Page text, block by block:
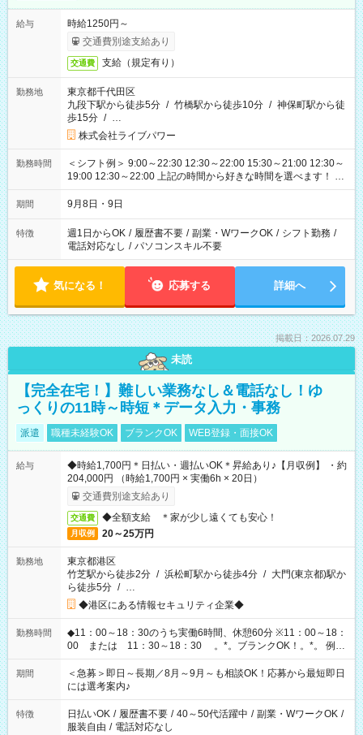
給与
時給1250円～
交通費別途支給あり
交通費 支給（規定有り）
勤務地
東京都千代田区
九段下駅から徒歩5分 / 竹橋駅から徒歩10分 / 神保町駅から徒
歩15分 / …
株式会社ライブパワー
勤務時間
＜シフト例＞ 9:00～22:30 12:30～22:00 15:30～21:00 12:30～
19:00 12:30～22:00 上記の時間から好きな時間を選べます！ ※
時間は変更となる可能性があります
期間 9月8日・9日
特徴 週1日からOK / 履歴書不要 / 副業・WワークOK / シフト勤務 /
電話対応なし / パソコンスキル不要
気になる！ 応募する 詳細へ
掲載日：2026.07.29
未読
【完全在宅！】難しい業務なし＆電話なし！ゆ
っくりの11時～時短＊データ入力・事務
派遣 職種未経験OK ブランクOK WEB登録・面接OK
給与
◆時給1,700円＊日払い・週払いOK＊昇給あり♪【月収例】 ・約
204,000円 （時給1,700円 × 実働6h × 20日）
交通費別途支給あり
交通費 ◆全額支給 ＊家が少し遠くても安心！
月収例 20～25万円
勤務地
東京都港区
竹芝駅から徒歩2分 / 浜松町駅から徒歩4分 / 大門(東京都)駅か
ら徒歩5分 / …
◆港区にある情報セキュリティ企業◆
勤務時間
◆11：00～18：30のうち実働6時間、休憩60分 ※11：00～18：
00 または 11：30～18：30 。*。ブランクOK！。*。 例え
ば前職が、 在宅/財団法人/事務/コールセンター/受付/販売/カフェ
スタッフ スイーツ販売/ホテルフロント/化粧品販売/など 様々な
業界から入社して活躍されています♪
期間
＜急募＞即日～長期／8月～9月～も相談OK！応募から最短即日
には選考案内♪
特徴 日払いOK / 履歴書不要 / 40～50代活躍中 / 副業・WワークOK /
服装自由 / 電話対応なし